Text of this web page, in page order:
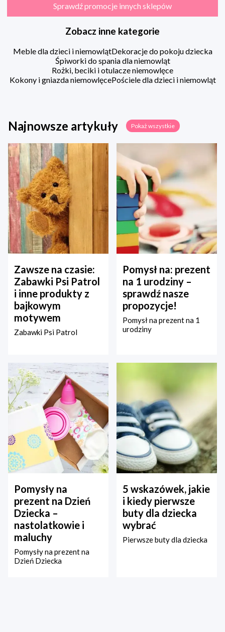
Sprawdź promocje innych sklepów
Zobacz inne kategorie
Meble dla dzieci i niemowlątDekoracje do pokoju dziecka
Śpiworki do spania dla niemowląt
Rożki, beciki i otulacze niemowlęce
Kokony i gniazda niemowlęcePościele dla dzieci i niemowląt
Najnowsze artykuły Pokaż wszystkie
Zawsze na czasie:
Zabawki Psi Patrol
i inne produkty z
bajkowym
motywem
Zabawki Psi Patrol
Pomysł na: prezent
na 1 urodziny –
sprawdź nasze
propozycje!
Pomysł na prezent na 1
urodziny
Pomysły na
prezent na Dzień
Dziecka –
nastolatkowie i
maluchy
Pomysły na prezent na
Dzień Dziecka
5 wskazówek, jakie
i kiedy pierwsze
buty dla dziecka
wybrać
Pierwsze buty dla dziecka